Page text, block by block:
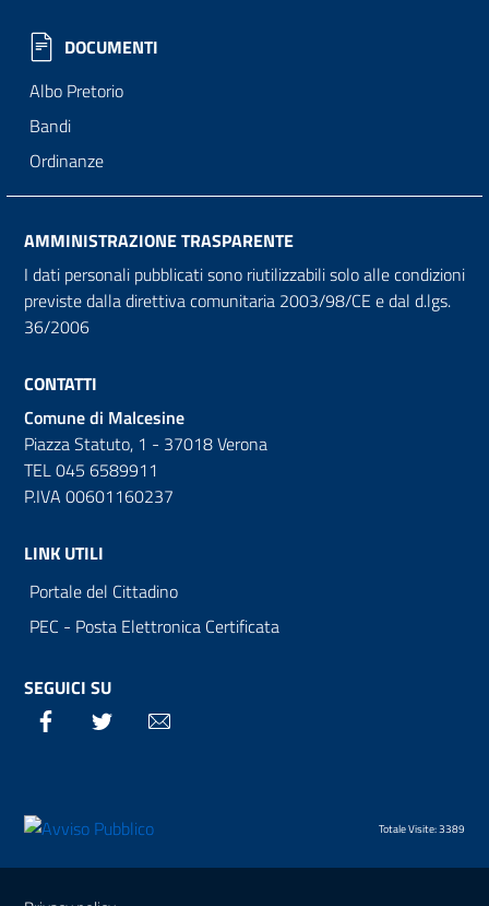
DOCUMENTI
Albo Pretorio
Bandi
Ordinanze
AMMINISTRAZIONE TRASPARENTE
I dati personali pubblicati sono riutilizzabili solo alle condizioni
previste dalla direttiva comunitaria 2003/98/CE e dal d.lgs.
36/2006
CONTATTI
Comune di Malcesine
Piazza Statuto, 1 - 37018 Verona
TEL 045 6589911
P.IVA 00601160237
LINK UTILI
Portale del Cittadino
PEC - Posta Elettronica Certificata
SEGUICI SU
Facebook Twitter
Totale Visite: 3389
Sezione Link Utili